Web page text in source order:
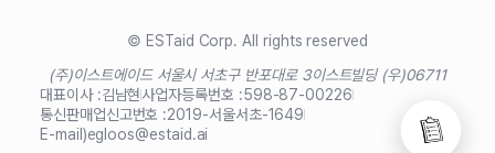
© ESTaid Corp. All rights reserved
(주)이스트에이드 서울시 서초구 반포대로 3이스트빌딩 (우)06711
대표이사 :김남현사업자등록번호 :598-87-00226
통신판매업신고번호 :2019-서울서초-1649
E-mail)egloos@estaid.ai